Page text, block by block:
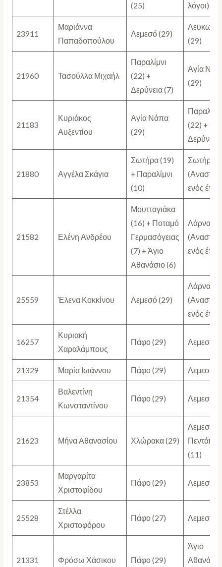
(25)
λόγοι)
23911
Μαριάννα
Παπαδοπούλου
Λεμεσό (29)
(29)
21960 Τασούλλα Μιχαήλ
Παραλίμνι
(22) +
Δερύνεια (7)
Αγία
(29)
21183
Κυριάκος
Αυξεντίου
Αγία Νάπα
(29)
(22) +
Δερύνεια
21880 Αγγέλα Σκάγια
Σωτήρα (19)
+ Παραλίμνι
(10)
Σωτήρα
ενός
21582 Ελένη Ανδρέου
Μουτταγιάκα
(16) + Ποταμό
Γερμασόγειας
(7) + Άγιο
Αθανάσιο (6)
Λάρνακα
ενός
25559 Έλενα Κοκκίνου Λεμεσό (29)
Λάρνακα
ενός
16257
Κυριακή
Χαραλάμπους
Πάφο (29) Λεμεσό
21329 Μαρία Ιωάννου Πάφο (29) Λεμεσό
21354
Βαλεντίνη
Κωνσταντίνου
Πάφο (29) Λεμεσό
21623 Μήνα Αθανασίου Χλώρακα (29)
Λεμεσό
(11)
23853
Μαργαρίτα
Χριστοφίδου
Πάφο (29) Λεμεσό
25528
Στέλλα
Χριστοφόρου
Πάφο (27) Λεμεσό
21331 Φρόσω Χάσικου Πάφο (29)
Άγιο
Αθανάσιο